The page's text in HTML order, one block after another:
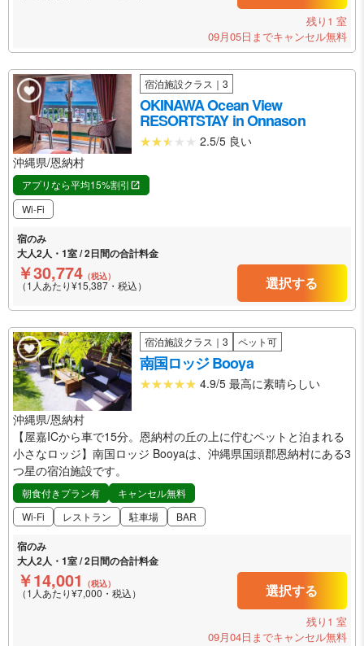
残り1 室
09月05日までキャンセル無料
宿泊施設クラス｜3
OKINAWA Ocean View
RESORTSTAY in Onnason
2.5/5 良い
沖縄県/恩納村
アプリなら平均15%割引
Wi-Fi
宿のみ
大人2人・1室 / 2日間の合計料金
￥30,774 （税込）
（1人あたり¥15,387・税込） 選択する
宿泊施設クラス｜3 ペット可
南国ロッジ Booya
4.9/5 最高に素晴らしい
沖縄県/恩納村
【屋嘉ICから車で15分。恩納村の丘の上に佇むペットと泊まれる
小さなロッジ】南国ロッジ Booyaは、沖縄県国頭郡恩納村にある3
つ星の宿泊施設です。
朝食付きプラン有
キャンセル無料
Wi-Fi
レストラン 駐車場 BAR
宿のみ
大人2人・1室 / 2日間の合計料金
￥14,001 （税込）
（1人あたり¥7,000・税込） 選択する
残り1 室
09月04日までキャンセル無料